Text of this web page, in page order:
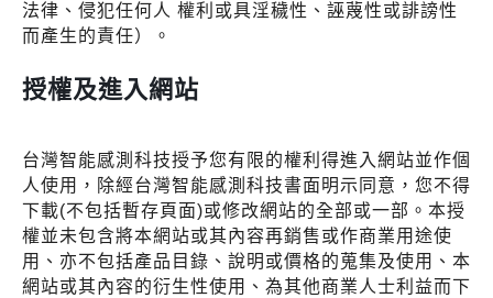
法律、侵犯任何人 權利或具淫穢性、誣蔑性或誹謗性
而產生的責任）。
授權及進入網站
台灣智能感測科技授予您有限的權利得進入網站並作個
人使用，除經台灣智能感測科技書面明示同意，您不得
下載(不包括暫存頁面)或修改網站的全部或一部。本授
權並未包含將本網站或其內容再銷售或作商業用途使
用、亦不包括產品目錄、說明或價格的蒐集及使用、本
網站或其內容的衍生性使用、為其他商業人士利益而下